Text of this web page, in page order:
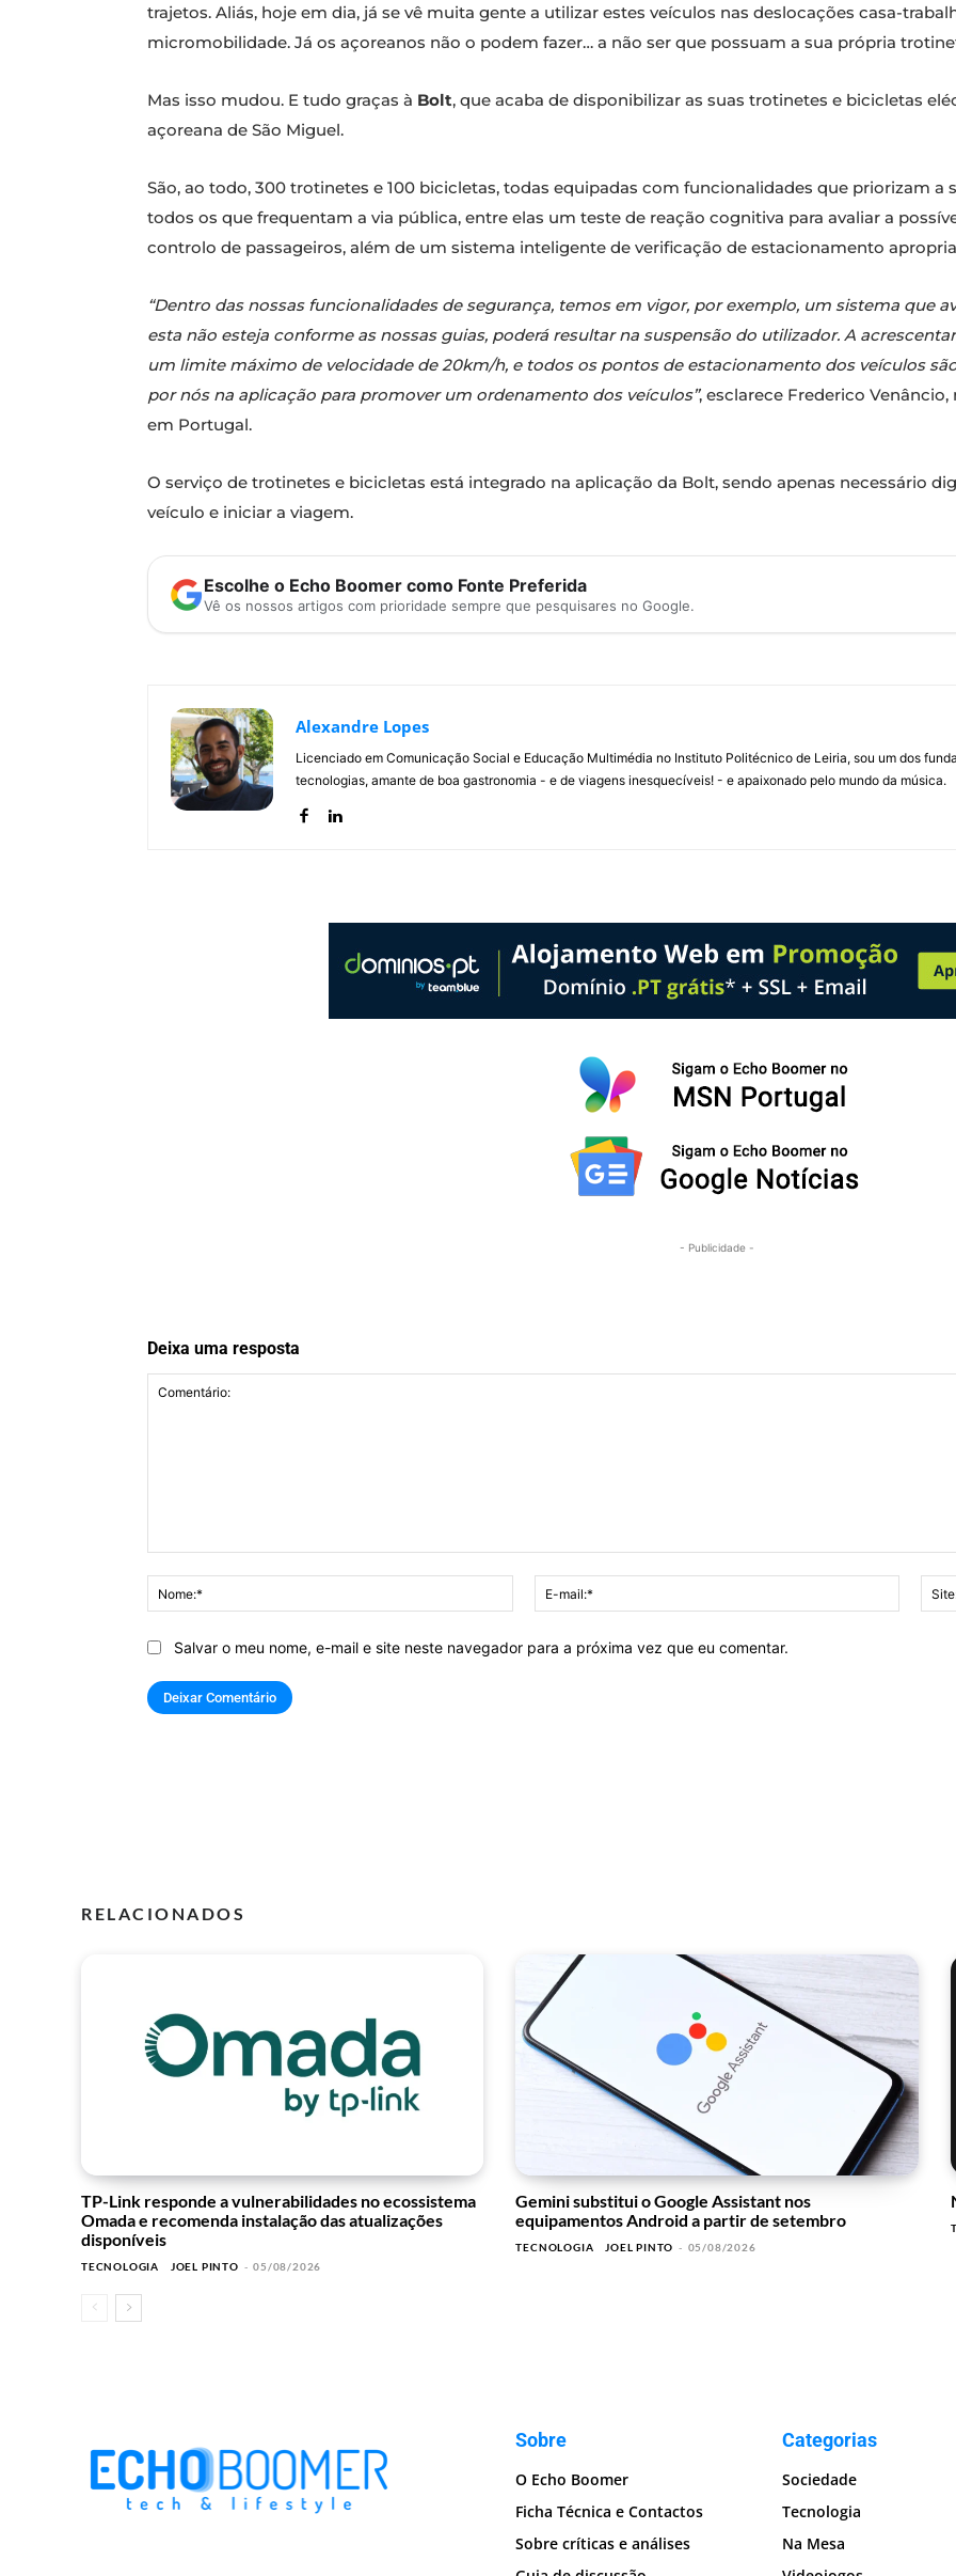
trajetos. Aliás, hoje em dia, já se vê muita gente a utilizar estes veículos nas deslocações casa-
micromobilidade. Já os açoreanos não o podem fazer… a não ser que possuam a sua própria
Mas isso mudou. E tudo graças à Bolt, que acaba de disponibilizar as suas trotinetes e bicicletas
açoreana de São Miguel.
São, ao todo, 300 trotinetes e 100 bicicletas, todas equipadas com funcionalidades que priorizam a
todos os que frequentam a via pública, entre elas um teste de reação cognitiva para avaliar a
controlo de passageiros, além de um sistema inteligente de verificação de estacionamento
“Dentro das nossas funcionalidades de segurança, temos em vigor, por exemplo, um sistema que
esta não esteja conforme as nossas guias, poderá resultar na suspensão do utilizador. A
um limite máximo de velocidade de 20km/h, e todos os pontos de estacionamento dos veículos
por nós na aplicação para promover um ordenamento dos veículos”, esclarece Frederico
em Portugal.
O serviço de trotinetes e bicicletas está integrado na aplicação da Bolt, sendo apenas necessário
veículo e iniciar a viagem.
Escolhe o Echo Boomer como Fonte Preferida
Vê os nossos artigos com prioridade sempre que pesquisares no Google.
Alexandre Lopes
Licenciado em Comunicação Social e Educação Multimédia no Instituto Politécnico de Leiria, sou um dos
tecnologias, amante de boa gastronomia - e de viagens inesquecíveis! - e apaixonado pelo mundo da música.
- Publicidade -
Deixa uma resposta
Nome:*
mail:*
Salvar o meu nome, e-mail e site neste navegador para a próxima vez que eu comentar.
RELACIONADOS
TP-Link responde a vulnerabilidades no ecossistema
Omada e recomenda instalação das atualizações
disponíveis
TECNOLOGIA JOEL PINTO - 05/08/2026
Gemini substitui o Google Assistant nos
equipamentos Android a partir de setembro
TECNOLOGIA JOEL PINTO - 05/08/2026
Sobre
O Echo Boomer
Ficha Técnica e Contactos
Sobre críticas e análises
Categorias
Sociedade
Tecnologia
Na Mesa